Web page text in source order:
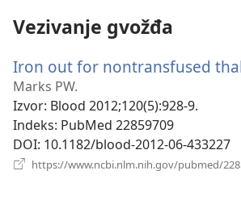
Vezivanje gvožđa
Iron out for nontransfused
Marks PW.
Izvor‎: Blood 2012;120(5):928-9.
Indeks‎: PubMed 22859709
DOI‎: 10.1182/blood-2012-06-433227
https://www.ncbi.nlm.nih.gov/pubmed/